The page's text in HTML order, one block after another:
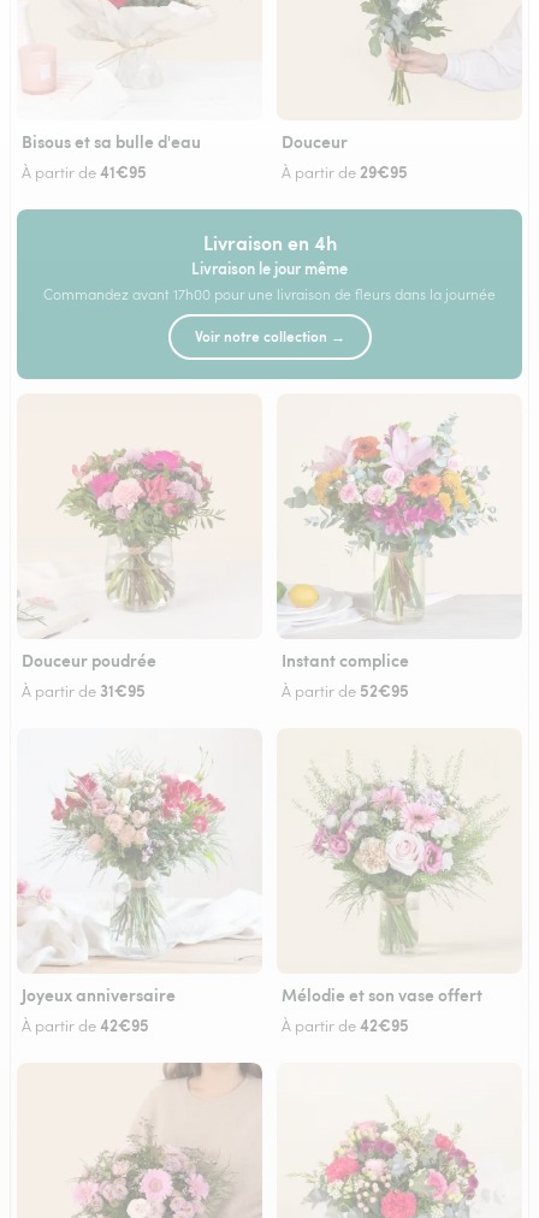
Bisous et sa bulle d'eau
À partir de41€95
Douceur
À partir de 29€95
Livraison en 4h
Livraison le jour même
Commandez avant 17h00 pour une livraison de fleurs dans la journée
Voir notre collection →
Douceur poudrée
À partir de 31€95
Instant complice
À partir de 52€95
Joyeux anniversaire
À partir de42€95
Mélodie et son vase offert
À partir de42€95